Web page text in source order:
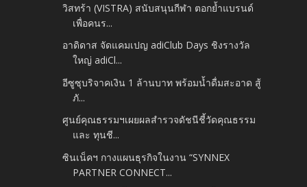
วิสทร้า (VISTRA) สนับสนุนกีฬา ตอกย้ำแบรนด์
เพื่อคนร...
อาดิดาส จัดแคมเปญ adiClub Days ชิงรางวัล
ใหญ่ adiCl...
อีซูซุบริจาคเงิน 1 ล้านบาท พร้อมน้ำดื่มสะอาด สู้
ภั...
ศูนย์คุณธรรมฯเผยผลสำรวจดัชนีชี้วัดคุณธรรม
และ ทุนชี...
ซินเน็คฯ กางแผนธุรกิจในงาน “SYNNEX
PARTNER CONNECT...